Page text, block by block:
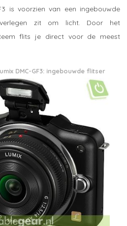
is voorzien van een ingebouwde
zit om licht. Door het
flits je direct voor de meest
DMC-GF3: ingebouwde flitser